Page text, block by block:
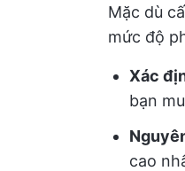
Mặc dù
mức độ
Xác
bạn
cao